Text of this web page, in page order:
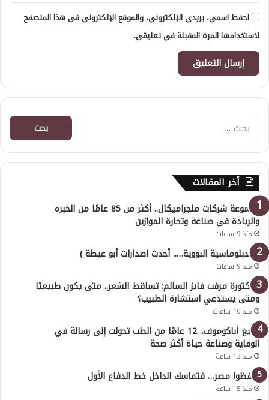
احفظ اسمي، بريدي الإلكتروني، والموقع الإلكتروني في هذا المتصفح
لاستخدامها المرة المقبلة في تعليقي.
البحث
عن:
أخر المقالات
مجموعة شركات ملجراميكال.. أكثر من 85 عامًا من الخبرة
والريادة في صناعة وتجارة الموازين
منذ 9 ساعات
( الدبلوماسية النووية….. أحدث اصدارات أبو عيطة )
منذ 9 ساعات
الدكتورة مرفت فايز السالم: تساقط الشعر.. متى يكون طبيعيًا
ومتى يستدعي استشارة الطبيب؟
منذ 10 ساعات
أوليغ أباكوموف.. 12 عامًا من الطب تحولت إلى رسالة في
الوقاية وصناعة حياة أكثر صحة
منذ 13 ساعة
احفظوا مصر… فتماسك الداخل خط الدفاع الأول
منذ 15 ساعة